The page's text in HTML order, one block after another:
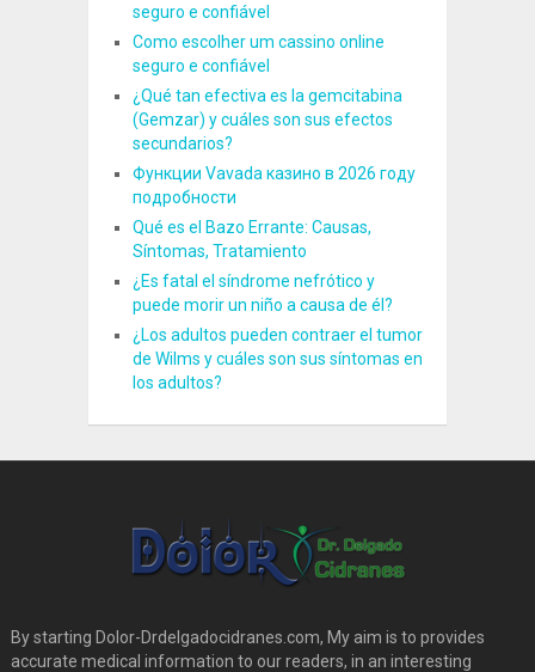
seguro e confiável
Como escolher um cassino online
seguro e confiável
¿Qué tan efectiva es la gemcitabina
(Gemzar) y cuáles son sus efectos
secundarios?
Функции Vavada казино в 2026 году
подробности
Qué es el Bazo Errante: Causas,
Síntomas, Tratamiento
¿Es fatal el síndrome nefrótico y
puede morir un niño a causa de él?
¿Los adultos pueden contraer el tumor
de Wilms y cuáles son sus síntomas en
los adultos?
By starting Dolor-Drdelgadocidranes.com, My aim is to provides
accurate medical information to our readers, in an interesting